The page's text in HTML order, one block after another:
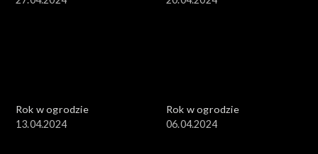
Rok w ogrodzie
13.04.2024
Rok w ogrodzie
06.04.2024